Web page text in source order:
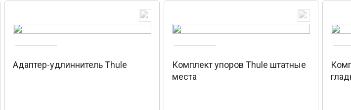
Адаптер-удлиннитель Thule
Комплект упоров Thule штатные
места